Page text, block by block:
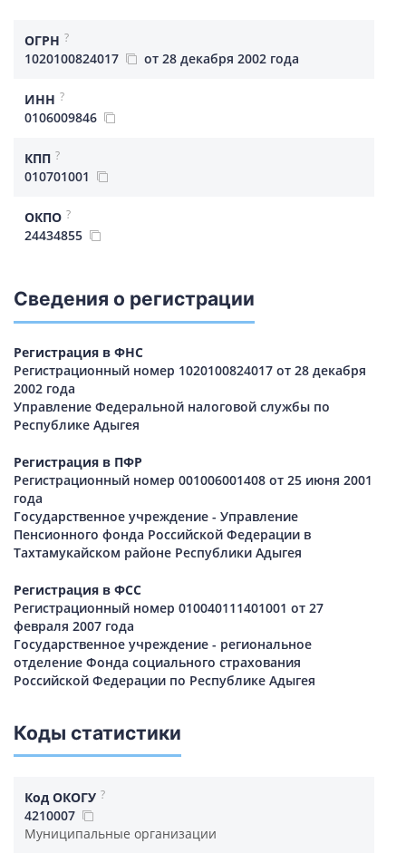
ОГРН ?
1020100824017 от 28 декабря 2002 года
ИНН ?
0106009846
КПП ?
010701001
ОКПО ?
24434855
Сведения о регистрации
Регистрация в ФНС
Регистрационный номер 1020100824017 от 28 декабря
2002 года
Управление Федеральной налоговой службы по
Республике Адыгея
Регистрация в ПФР
Регистрационный номер 001006001408 от 25 июня 2001
года
Государственное учреждение - Управление
Пенсионного фонда Российской Федерации в
Тахтамукайском районе Республики Адыгея
Регистрация в ФСС
Регистрационный номер 010040111401001 от 27
февраля 2007 года
Государственное учреждение - региональное
отделение Фонда социального страхования
Российской Федерации по Республике Адыгея
Коды статистики
Код ОКОГУ ?
4210007
Муниципальные организации